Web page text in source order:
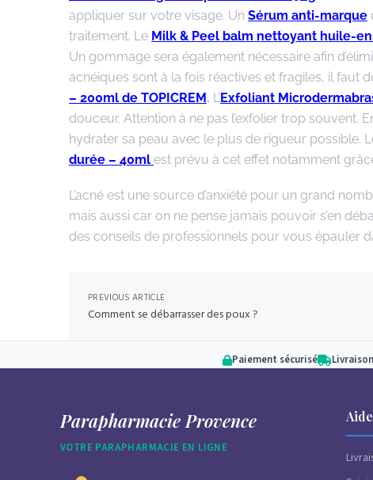
appliquer sur votre visage. Un Sérum anti-marque
traitement. Le Milk & Peel balm nettoyant huile-
Un gommage sera également nécessaire afin
acnéiques sont à la fois réactives et fragiles, il
– 200ml de TOPICREM. L’Exfoliant
douceur. Attention à ne pas l’exfolier trop souvent.
hydrater sa peau avec le plus de rigueur possible.
durée – 40ml est prévu à cet effet notamment
L’acné est une source d’anxiété pour un grand
mais aussi car on ne pense jamais pouvoir s’en
des conseils de professionnels pour vous épauler
PREVIOUS ARTICLE
Comment se débarrasser des poux ?
Paiement sécurisé
Parapharmacie Provence
VOTRE PARAPHARMACIE EN LIGNE